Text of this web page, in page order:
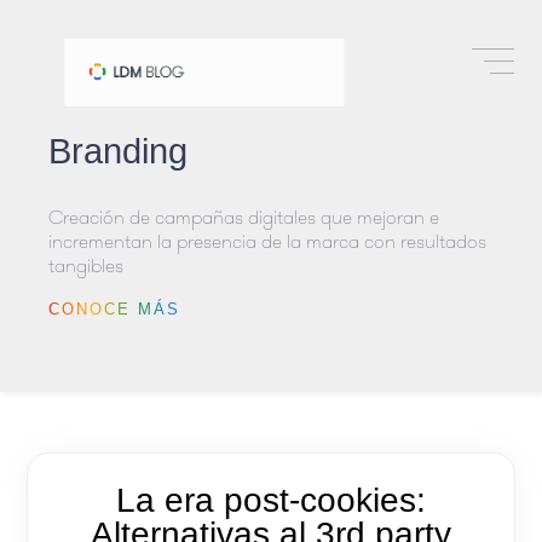
Branding
Creación de campañas digitales que mejoran e
incrementan la presencia de la marca con resultados
tangibles
CONOCE MÁS
La era post-cookies:
Alternativas al 3rd party